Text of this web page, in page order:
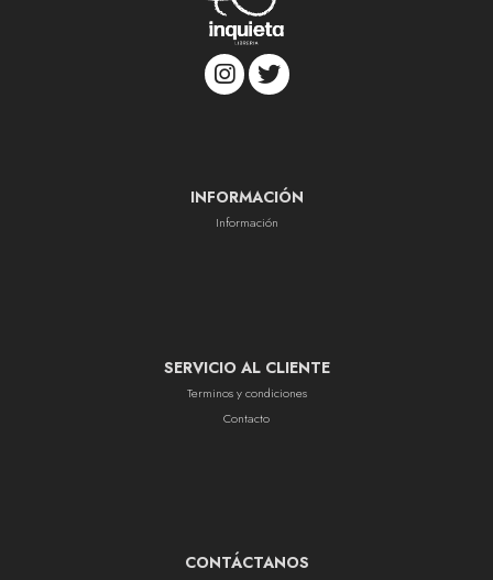
INFORMACIÓN
Información
SERVICIO AL CLIENTE
Terminos y condiciones
Contacto
CONTÁCTANOS